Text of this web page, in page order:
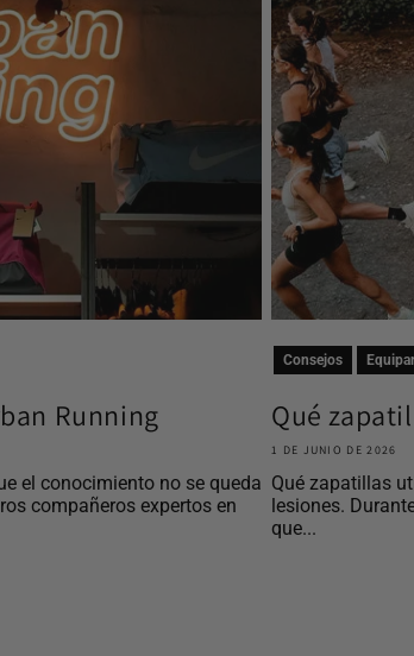
Running
el conocimiento no se queda
compañeros expertos en
Consejos
Qué
1 DE JUNIO DE 2026
Qué zapatillas
lesiones.
que...